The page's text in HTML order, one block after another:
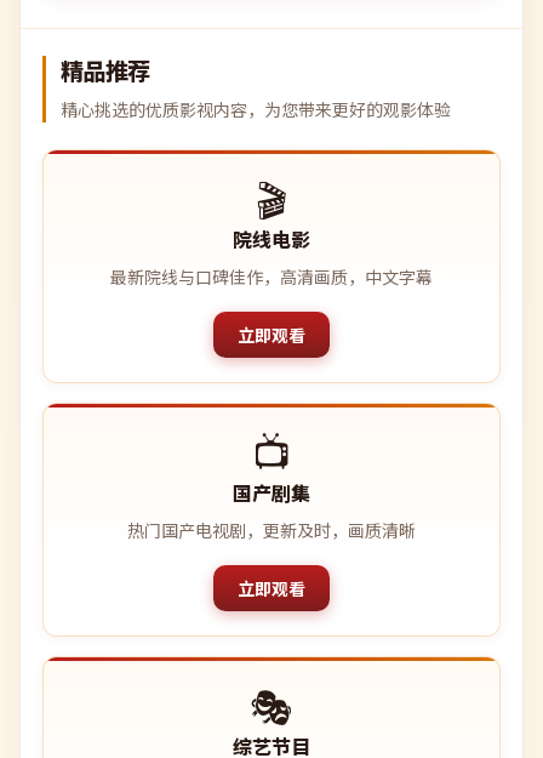
精品推荐
精心挑选的优质影视内容，为您带来更好的观影体验
🎬
院线电影
最新院线与口碑佳作，高清画质，中文字幕
立即观看
📺
国产剧集
热门国产电视剧，更新及时，画质清晰
立即观看
🎭
综艺节目